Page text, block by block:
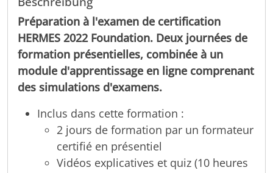
Préparation à l'examen de certification
HERMES 2022 Foundation. Deux journées de
formation présentielles, combinée à un
module d'apprentissage en ligne comprenant
des simulations d'examens.
Inclus dans cette formation :
2 jours de formation par un formateur
certifié en présentiel
Vidéos explicatives et quiz (10 heures